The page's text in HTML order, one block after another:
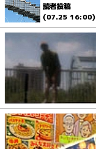
読者投稿
(07.25 16:00)